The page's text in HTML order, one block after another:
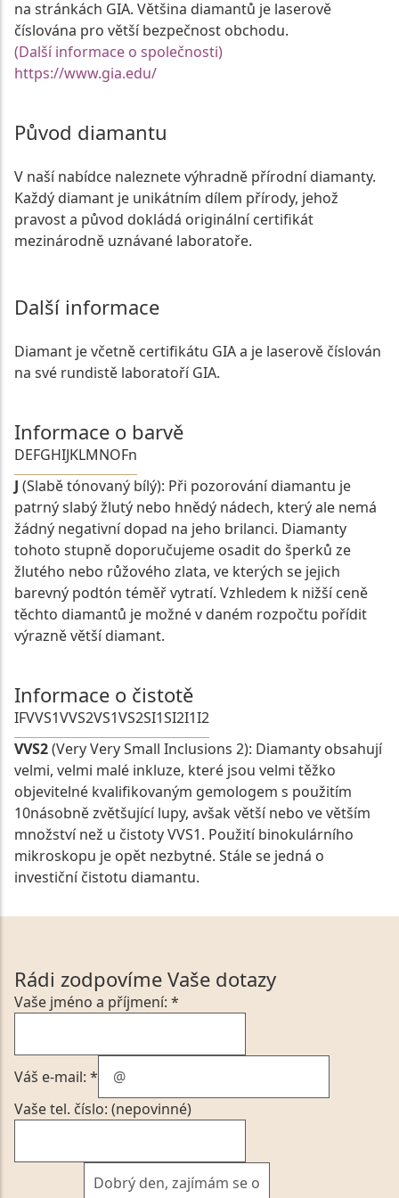
na stránkách GIA. Většina diamantů je laserově
číslována pro větší bezpečnost obchodu.
(Další informace o společnosti)
https://www.gia.edu/
Původ diamantu
V naší nabídce naleznete výhradně přírodní diamanty.
Každý diamant je unikátním dílem přírody, jehož
pravost a původ dokládá originální certifikát
mezinárodně uznávané laboratoře.
Další informace
Diamant je včetně certifikátu GIA a je laserově číslován
na své rundistě laboratoří GIA.
Informace o barvě
DEFGHIJKLMNOFn
J (Slabě tónovaný bílý): Při pozorování diamantu je
patrný slabý žlutý nebo hnědý nádech, který ale nemá
žádný negativní dopad na jeho brilanci. Diamanty
tohoto stupně doporučujeme osadit do šperků ze
žlutého nebo růžového zlata, ve kterých se jejich
barevný podtón téměř vytratí. Vzhledem k nižší ceně
těchto diamantů je možné v daném rozpočtu pořídit
výrazně větší diamant.
Informace o čistotě
IFVVS1VVS2VS1VS2SI1SI2I1I2
VVS2(Very Very Small Inclusions 2): Diamanty obsahují
velmi, velmi malé inkluze, které jsou velmi těžko
objevitelné kvalifikovaným gemologem s použitím
10násobně zvětšující lupy, avšak větší nebo ve větším
množství než u čistoty VVS1. Použití binokulárního
mikroskopu je opět nezbytné. Stále se jedná o
investiční čistotu diamantu.
Rádi zodpovíme Vaše dotazy
Vaše jméno a příjmení: *
Váš e-mail: *
Vaše tel. číslo: (nepovinné)